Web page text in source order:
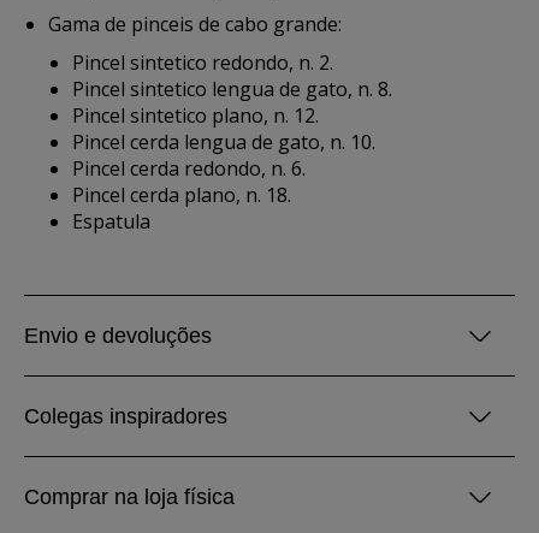
Gama de pinceis de cabo grande:
Pincel sintetico redondo, n. 2.
Pincel sintetico lengua de gato, n. 8.
Pincel sintetico plano, n. 12.
Pincel cerda lengua de gato, n. 10.
Pincel cerda redondo, n. 6.
Pincel cerda plano, n. 18.
Espatula
Envio e devoluções
Colegas inspiradores
Comprar na loja física